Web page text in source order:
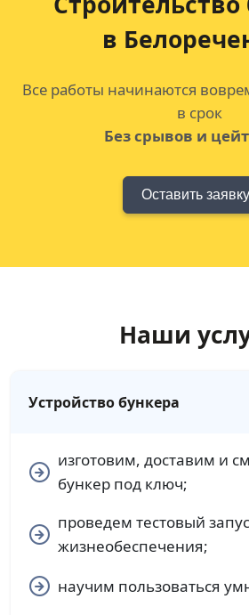
в
Все работы начинаются
в срок
Без срывов и
Оставить заявку
Наши
Устройство бункера
изготовим, доставим и
бункер под ключ;
проведем тестовый
жизнеобеспечения;
научим пользоваться